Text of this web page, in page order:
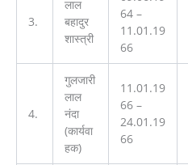
3.
लाल
बहादुर
शास्त्री
64 –
11.01.19
66
4.
गुलजारी
लाल
नंदा
(कार्यवा
हक)
11.01.19
66 –
24.01.19
66